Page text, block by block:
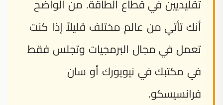
تقليديين في قطاع الطاقة. من الواضح
أنك تأتي من عالم مختلف قليلاً إذا كنت
تعمل في مجال البرمجيات وتجلس فقط
في مكتبك في نيويورك أو سان
فرانسيسكو.